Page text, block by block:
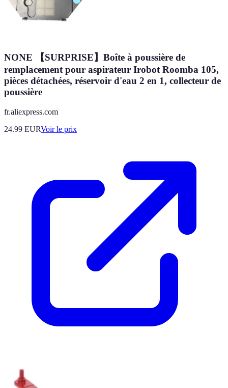
NONE 【SURPRISE】Boîte à poussière de
remplacement pour aspirateur Irobot Roomba 105,
pièces détachées, réservoir d'eau 2 en 1, collecteur de
poussière
fr.aliexpress.com
24.99 EURVoir le prix